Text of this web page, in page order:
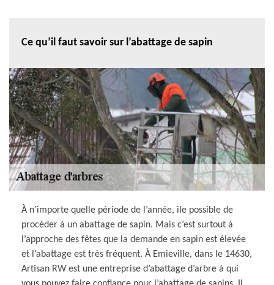
Ce qu’il faut savoir sur l’abattage de sapin
À n’importe quelle période de l’année, ile possible de
procéder à un abattage de sapin. Mais c’est surtout à
l’approche des fêtes que la demande en sapin est élevée
et l’abattage est très fréquent. À Emieville, dans le 14630,
Artisan RW est une entreprise d’abattage d’arbre à qui